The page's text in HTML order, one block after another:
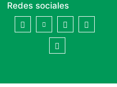
Redes sociales